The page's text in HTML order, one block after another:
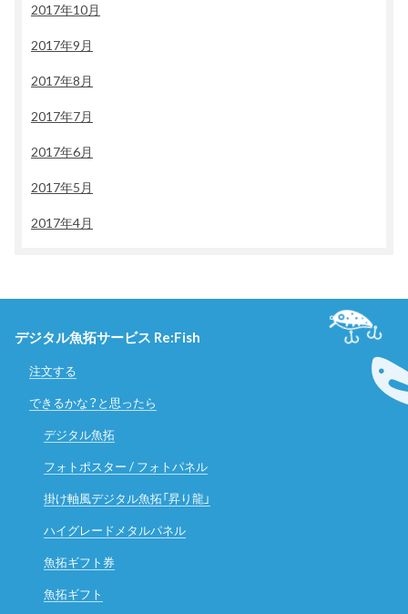
2017年10月
2017年9月
2017年8月
2017年7月
2017年6月
2017年5月
2017年4月
デジタル魚拓サービス Re:Fish
注文する
できるかな？と思ったら
デジタル魚拓
フォトポスター / フォトパネル
掛け軸風デジタル魚拓「昇り龍」
ハイグレードメタルパネル
魚拓ギフト券
魚拓ギフト